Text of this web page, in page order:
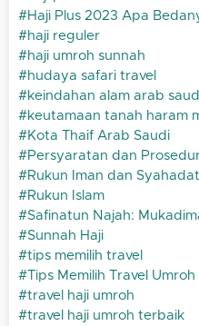
Haji Plus 2023 Apa
haji reguler
haji umroh sunnah
hudaya safari travel
keindahan alam arab
keutamaan tanah haram
Kota Thaif Arab Saudi
Persyaratan dan
Rukun Iman dan Syahadat
Rukun Islam
Safinatun Najah:
Sunnah Haji
tips memilih travel
Tips Memilih Travel
travel haji umroh
travel haji umroh terbaik